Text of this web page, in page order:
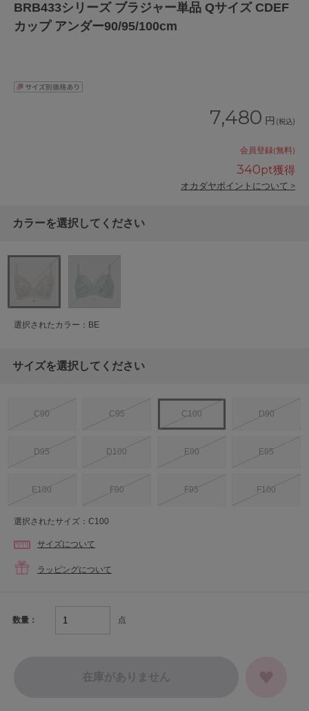
BRB433シリーズ ブラジャー単品 Qサイズ CDEF
カップ アンダー90/95/100cm
7,480 円 (税込)
会員登録(無料)
340pt獲得
オカダヤポイントについて >
カラーを選択してください
選択されたカラー：BE
サイズを選択してください
C90 C95 C100 D90
D95 D100 E90 E95
E100 F90 F95 F100
選択されたサイズ：C100
サイズについて
ラッピングについて
数量： 点
在庫がありません